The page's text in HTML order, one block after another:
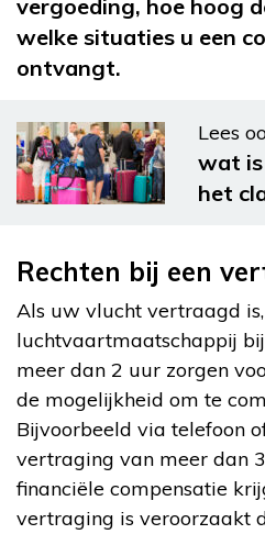
vergoeding, hoe hoog
welke situaties u een
ontvangt.
Lees
wat is
het
Rechten bij een
Als uw vlucht vertraagd
luchtvaartmaatschappij
meer dan 2 uur zorgen
de mogelijkheid om te
Bijvoorbeeld via telefoon
vertraging van meer dan
financiële compensatie
vertraging is veroorzaakt